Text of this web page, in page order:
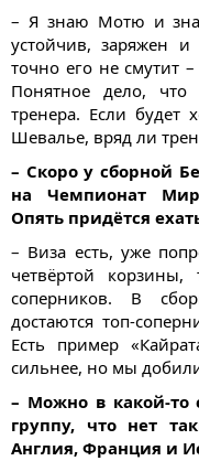
– Я знаю Мотю и
устойчив, заряжен
точно его не смутит
Понятное дело, что
тренера. Если будет
Шевалье, вряд ли
– Скоро у сборной
на Чемпионат
Опять придётся
– Виза есть, уже
четвёртой корзины,
соперников. В
достаются топ-
Есть пример
сильнее, но мы
– Можно в какой-то
группу, что нет
Англия, Франция и